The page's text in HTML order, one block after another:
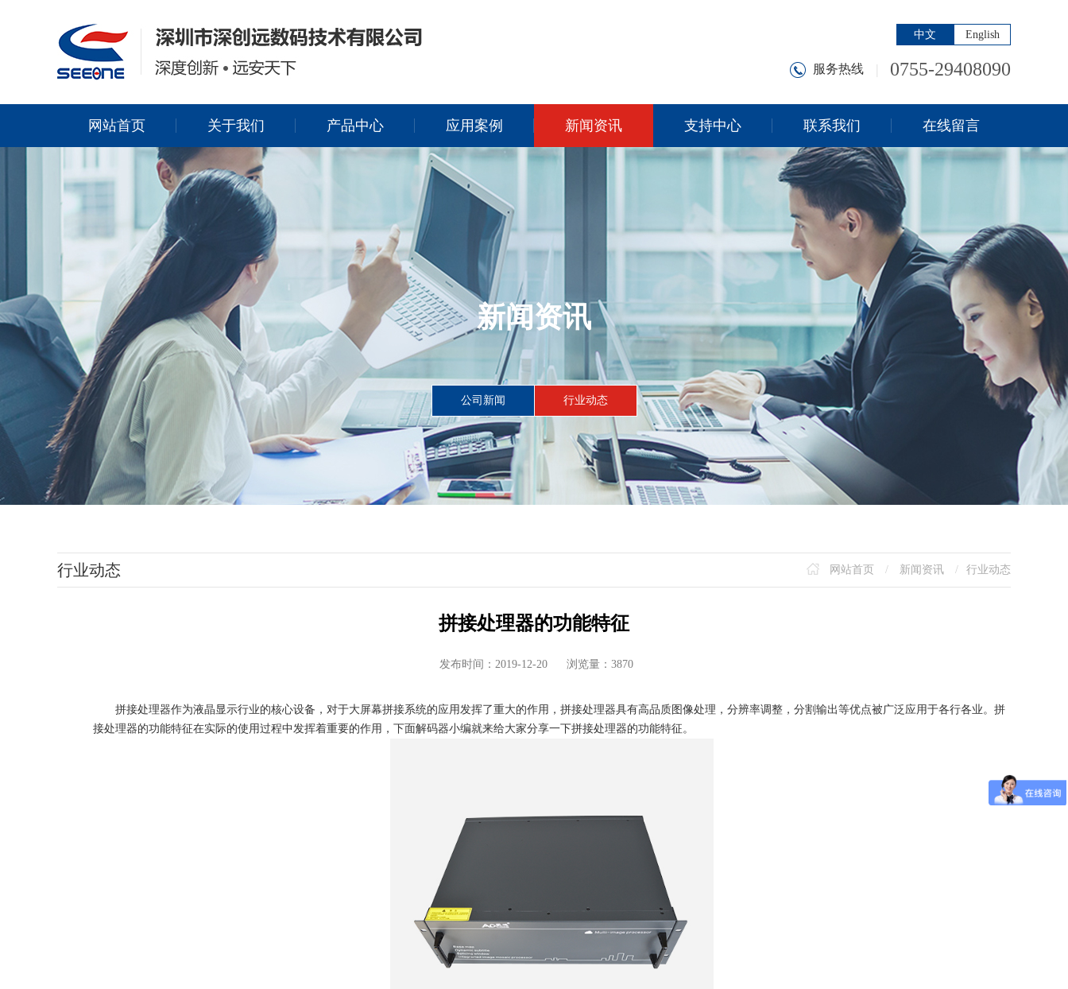
中文 English
服务热线 0755-29408090
网站首页 关于我们 产品中心 应用案例 新闻资讯 支持中心 联系我们 在线留言
新闻资讯
公司新闻 行业动态
行业动态 网站首页 / 新闻资讯 / 行业动态
拼接处理器的功能特征
发布时间：2019-12-20 浏览量：3870
拼接处理器作为液晶显示行业的核心设备，对于大屏幕拼接系统的应用发挥了重大的作用，拼接处理器具有高品质图像处理，分辨率调整，分割输出等优点被广泛应用于各行各业。拼
接处理器的功能特征在实际的使用过程中发挥着重要的作用，下面解码器小编就来给大家分享一下拼接处理器的功能特征。